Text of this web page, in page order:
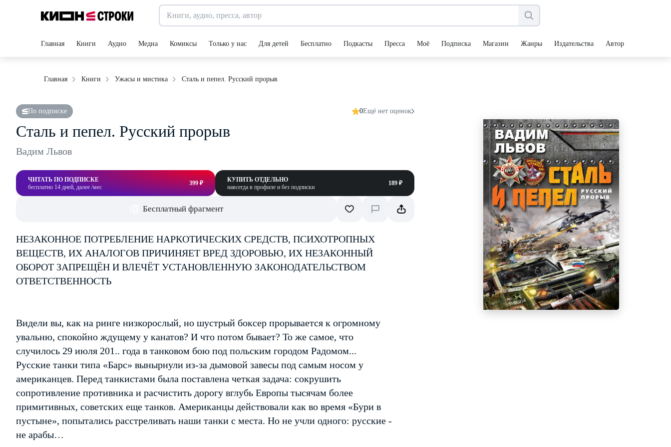
Главная Книги Аудио Медиа Комиксы Только у нас Для детей Бесплатно Подкасты Пресса Моё Подписка Магазин Жанры Издательства Авторы
Главная Книги Ужасы и мистика Сталь и пепел. Русский прорыв
По подписке 0Ещё нет оценок
Сталь и пепел. Русский прорыв
Вадим Львов
ЧИТАТЬ ПО ПОДПИСКЕ
бесплатно 14 дней, далее /мес
399 ₽
КУПИТЬ ОТДЕЛЬНО
навсегда в профиле и без подписки
189 ₽
Бесплатный фрагмент
НЕЗАКОННОЕ ПОТРЕБЛЕНИЕ НАРКОТИЧЕСКИХ СРЕДСТВ, ПСИХОТРОПНЫХ
ВЕЩЕСТВ, ИХ АНАЛОГОВ ПРИЧИНЯЕТ ВРЕД ЗДОРОВЬЮ, ИХ НЕЗАКОННЫЙ
ОБОРОТ ЗАПРЕЩЁН И ВЛЕЧЁТ УСТАНОВЛЕННУЮ ЗАКОНОДАТЕЛЬСТВОМ
ОТВЕТСТВЕННОСТЬ
Видели вы, как на ринге низкорослый, но шустрый боксер прорывается к огромному
увальню, спокойно ждущему у канатов? И что потом бывает? То же самое, что
случилось 29 июля 201.. года в танковом бою под польским городом Радомом...
Русские танки типа «Барс» вынырнули из-за дымовой завесы под самым носом у
американцев. Перед танкистами была поставлена четкая задача: сокрушить
сопротивление противника и расчистить дорогу вглубь Европы тысячам более
примитивных, советских еще танков. Американцы действовали как во время «Бури в
пустыне», попытались расстреливать наши танки с места. Но не учли одного: русские -
не арабы…